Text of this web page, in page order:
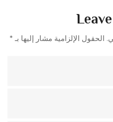
الحقول الإلزامية مشار إليها بـ *